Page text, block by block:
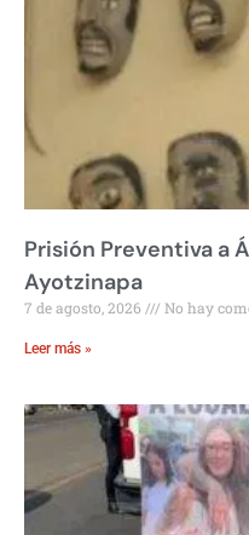
Prisión Preventiva a
Ayotzinapa
7 de agosto, 2026 No hay
Leer más »